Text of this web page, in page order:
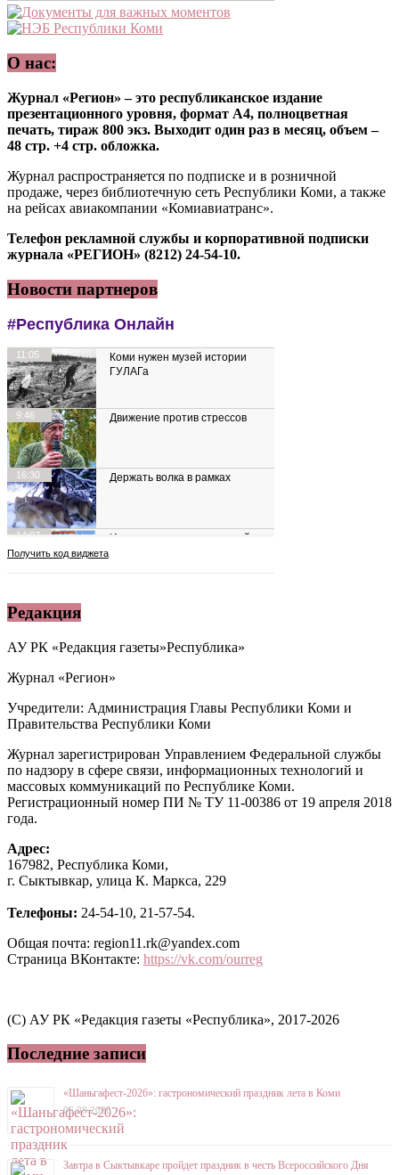
О нас:
Журнал «Регион» – это республиканское издание
презентационного уровня, формат А4, полноцветная
печать, тираж 800 экз. Выходит один раз в месяц, объем –
48 стр. +4 стр. обложка.
Журнал распространяется по подписке и в розничной
продаже, через библиотечную сеть Республики Коми, а также
на рейсах авиакомпании «Комиавиатранс».
Телефон рекламной службы и корпоративной подписки
журнала «РЕГИОН» (8212) 24-54-10.
Новости партнеров
Редакция
АУ РК «Редакция газеты»Республика»
Журнал «Регион»
Учредители: Администрация Главы Республики Коми и
Правительства Республики Коми
Журнал зарегистрирован Управлением Федеральной службы
по надзору в сфере связи, информационных технологий и
массовых коммуникаций по Республике Коми.
Регистрационный номер ПИ № ТУ 11-00386 от 19 апреля 2018
года.
Адрес:
167982, Республика Коми,
г. Сыктывкар, улица К. Маркса, 229
Телефоны: 24-54-10, 21-57-54.
Общая почта: region11.rk@yandex.com
Страница ВКонтакте: https://vk.com/ourreg
(C) АУ РК «Редакция газеты «Республика», 2017-2026
Последние записи
«Шаньгафест-2026»: гастрономический праздник лета в Коми
06.08.2026
Завтра в Сыктывкаре пройдет праздник в честь Всероссийского Дня